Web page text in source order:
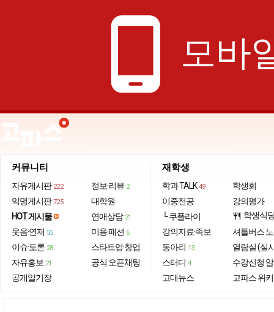
phone_android 모바
커뮤니티
자유게시판 222
익명게시판 725
HOT 게시물
웃음·연재 55
이슈·토론 28
자유홍보 21
공개일기장
정보·리뷰 2
대학원
연애상담 21
미용·패션 6
스타트업·창업
공식 오픈채팅
재학생
학과 TALK 49
이중전공
└ 쿠플라이
강의자료·족보
동아리 13
스터디 4
고대뉴스
학생회
강의평가
restaurant 학생식
셔틀버스
열람실 (실
수강신청
고파스 위키